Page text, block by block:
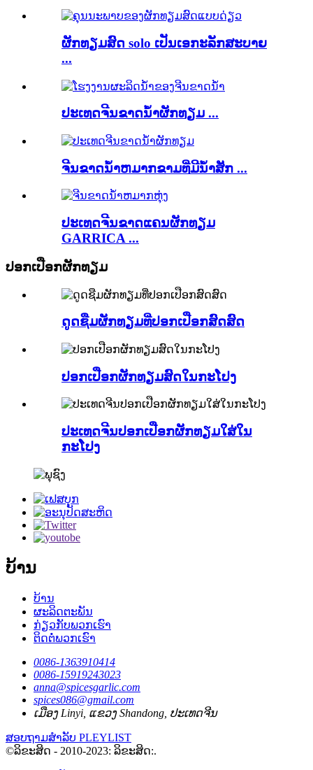
ຜັກທຽມສົດ solo ເປັນເອກະລັກສະບາຍ
...
ປະເທດຈີນຂາດນ້ໍາຜັກທຽມ ...
ຈີນຂາດນ້ໍາຫມາກຂາມທີ່ມີນໍ້າສັກ ...
ປະເທດຈີນຂາດແຄນຜັກທຽມ
GARRICA ...
ປອກເປືອກຜັກທຽມ
ດູດຊືມຜັກທຽມທີ່ປອກເປືອກສົດສົດ
ປອກເປືອກຜັກທຽມສົດໃນກະໂປງ
ປະເທດຈີນປອກເປືອກຜັກທຽມໃສ່ໃນ
ກະໂປງ
ບ້ານ
ບ້ານ
ຜະລິດຕະພັນ
ກ່ຽວກັບພວກເຮົາ
ຕິດຕໍ່ພວກເຮົາ
0086-1363910414
0086-15919243023
anna@spicesgarlic.com
spices086@gmail.com
ເມືອງ Linyi, ແຂວງ Shandong, ປະເທດຈີນ
ສອບຖາມສໍາລັບ PLEYLIST
©ລິຂະສິດ - 2010-2023: ລິຂະສິດ:.